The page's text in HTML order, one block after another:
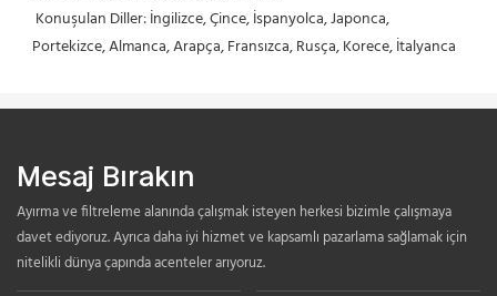
Portekizce, Almanca, Arapça, Fransızca, Rusça, Korece, İtalyanca
Mesaj Bırakın
Ayırma ve filtreleme alanında çalışmak isteyen herkesi bizimle çalışmaya
davet ediyoruz. Ayrıca daha iyi hizmet ve kapsamlı pazarlama sağlamak için
nitelikli dünya çapında acenteler arıyoruz.